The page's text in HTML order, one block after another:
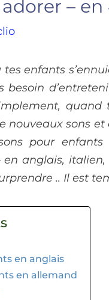
– en
enfants
besoin
nouveaux sons
pour
en anglais,
.. Il est
en anglais
en allemand